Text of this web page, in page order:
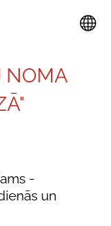
NOMA
-
un